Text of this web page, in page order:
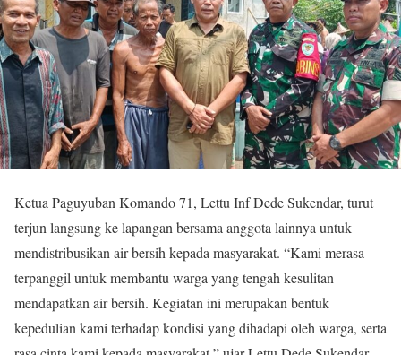
Ketua Paguyuban Komando 71, Lettu Inf Dede Sukendar, turut
terjun langsung ke lapangan bersama anggota lainnya untuk
mendistribusikan air bersih kepada masyarakat. “Kami merasa
terpanggil untuk membantu warga yang tengah kesulitan
mendapatkan air bersih. Kegiatan ini merupakan bentuk
kepedulian kami terhadap kondisi yang dihadapi oleh warga, serta